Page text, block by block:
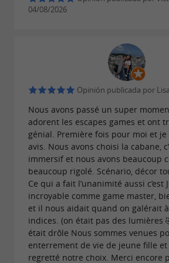
escape en grupo en el País
Cumpleaños, despedidas de
de team building para
familiares… Cada evento es
paradisfrutar de una
inmersivaen un entorno
los equipos. Too Late Escape
acogerhasta 50 jugadorespara
medio día en sus salas,
de Mictlantecuhtli», unasala
tamaño casi único en Francia,
allá del escenario que te
04/08/2026
Opinión publicada por
Nous avons passé un super
adorent les escapes games et ont
génial. Première fois pour moi et
avis. Nous avons choisi la cabane,
immersif et nous avons beaucoup
beaucoup rigolé. Scénario, décor
Ce qui a fait l’unanimité aussi
incroyable comme game master,
et il nous aidait quand on galérait
indices. (on était pas des lumières
était drôle Nous sommes venues
enterrement de vie de jeune fille et
regretté notre choix. Merci encore